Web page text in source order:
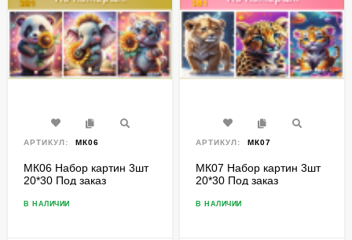
АРТИКУЛ: МК06
МК06 Набор картин 3шт
20*30 Под заказ
В НАЛИЧИИ
АРТИКУЛ: МК07
МК07 Набор картин 3шт
20*30 Под заказ
В НАЛИЧИИ